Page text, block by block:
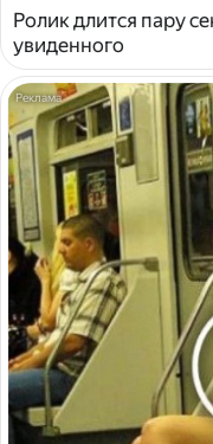
Ролик длится пару
увиденного